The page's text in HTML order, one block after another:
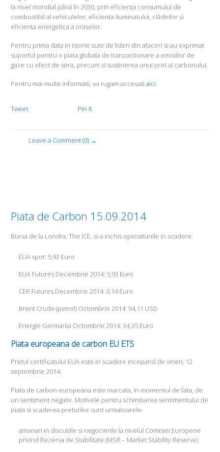
la nivel mondial până în 2030, prin eficiența consumului de
combustibil al vehiculelor, eficienta iluminatului, clădirilor și
eficienta energetica a oraselor.
Pentru prima data in istorie sute de lideri din afaceri si-au exprimat
suportul pentru o piata globala de tranzactionare a emisiilor de
gaze cu efect de sera, precum si sustinerea unui pret al carbonului.
Pentru mai multe informatii, va rugam accesati aici.
Tweet Pin It
Leave a Comment (0) →
Piata de Carbon 15.09.2014
Bursa de la Londra, The ICE, si-a inchis operatiunile in scadere:
EUA spot: 5,92 Euro
EUA Futures Decembrie 2014: 5,93 Euro
CER Futures Decembrie 2014: 0,14 Euro
Brent Crude (petrol) Octombrie 2014: 94,11 USD
Energie Germania Octombrie 2014: 34,35 Euro
Piata europeana de carbon EU ETS
Pretul certificatului EUA este in scadere incepand de vineri, 12
septembrie 2014.
Piata de carbon europeana este marcata, in momentul de fata, de
un sentiment negativ. Motivele pentru schimbarea sentimentului de
piata si scaderea preturilor sunt urmatoarele:
amanari in discutiile si negocierile la nivelul Comisiei Europene
privind Rezerva de Stabilitate (MSR – Market Stability Reserve)